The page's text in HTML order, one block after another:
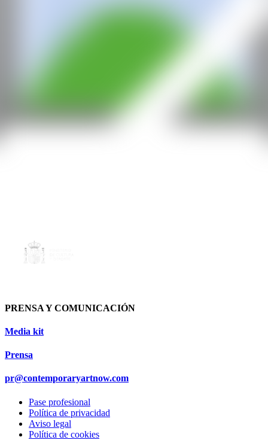
PRENSA Y COMUNICACIÓN
Media kit
Prensa
pr@contemporaryartnow.com
Pase profesional
Política de privacidad
Aviso legal
Política de cookies